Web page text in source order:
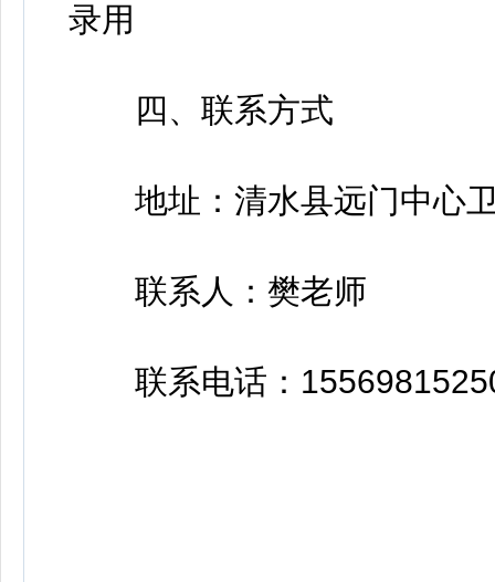
录用
四、联系方式
地址：清水县远门中心
联系人：樊老师
联系电话：